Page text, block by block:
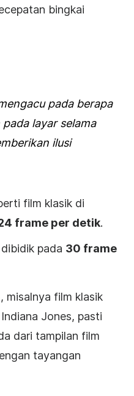
bingkai
pada berapa
layar selama
ilusi
film klasik di
frame per detik.
pada 30 frame
misalnya film klasik
Jones, pasti
dari tampilan film
tayangan